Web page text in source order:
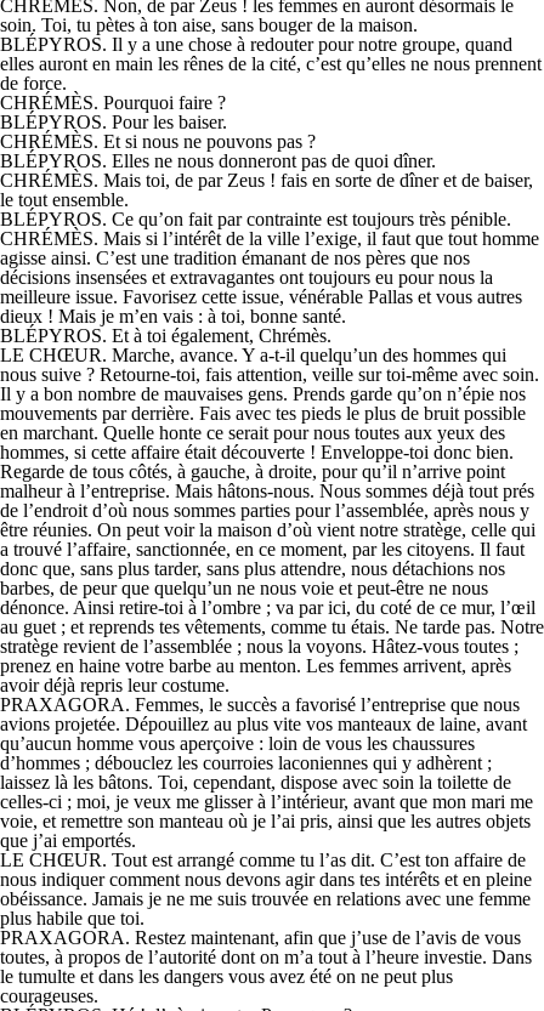
CHRÉMÈS. Non, de par Zeus ! les femmes en auront désormais le
soin. Toi, tu pètes à ton aise, sans bouger de la maison.
BLÉPYROS. Il y a une chose à redouter pour notre groupe, quand
elles auront en main les rênes de la cité, c’est qu’elles ne nous prennent
de force.
CHRÉMÈS. Pourquoi faire ?
BLÉPYROS. Pour les baiser.
CHRÉMÈS. Et si nous ne pouvons pas ?
BLÉPYROS. Elles ne nous donneront pas de quoi dîner.
CHRÉMÈS. Mais toi, de par Zeus ! fais en sorte de dîner et de baiser,
le tout ensemble.
BLÉPYROS. Ce qu’on fait par contrainte est toujours très pénible.
CHRÉMÈS. Mais si l’intérêt de la ville l’exige, il faut que tout homme
agisse ainsi. C’est une tradition émanant de nos pères que nos
décisions insensées et extravagantes ont toujours eu pour nous la
meilleure issue. Favorisez cette issue, vénérable Pallas et vous autres
dieux ! Mais je m’en vais : à toi, bonne santé.
BLÉPYROS. Et à toi également, Chrémès.
LE CHŒUR. Marche, avance. Y a-t-il quelqu’un des hommes qui
nous suive ? Retourne-toi, fais attention, veille sur toi-même avec soin.
Il y a bon nombre de mauvaises gens. Prends garde qu’on n’épie nos
mouvements par derrière. Fais avec tes pieds le plus de bruit possible
en marchant. Quelle honte ce serait pour nous toutes aux yeux des
hommes, si cette affaire était découverte ! Enveloppe-toi donc bien.
Regarde de tous côtés, à gauche, à droite, pour qu’il n’arrive point
malheur à l’entreprise. Mais hâtons-nous. Nous sommes déjà tout prés
de l’endroit d’où nous sommes parties pour l’assemblée, après nous y
être réunies. On peut voir la maison d’où vient notre stratège, celle qui
a trouvé l’affaire, sanctionnée, en ce moment, par les citoyens. Il faut
donc que, sans plus tarder, sans plus attendre, nous détachions nos
barbes, de peur que quelqu’un ne nous voie et peut-être ne nous
dénonce. Ainsi retire-toi à l’ombre ; va par ici, du coté de ce mur, l’œil
au guet ; et reprends tes vêtements, comme tu étais. Ne tarde pas. Notre
stratège revient de l’assemblée ; nous la voyons. Hâtez-vous toutes ;
prenez en haine votre barbe au menton. Les femmes arrivent, après
avoir déjà repris leur costume.
PRAXAGORA. Femmes, le succès a favorisé l’entreprise que nous
avions projetée. Dépouillez au plus vite vos manteaux de laine, avant
qu’aucun homme vous aperçoive : loin de vous les chaussures
d’hommes ; débouclez les courroies laconiennes qui y adhèrent ;
laissez là les bâtons. Toi, cependant, dispose avec soin la toilette de
celles-ci ; moi, je veux me glisser à l’intérieur, avant que mon mari me
voie, et remettre son manteau où je l’ai pris, ainsi que les autres objets
que j’ai emportés.
LE CHŒUR. Tout est arrangé comme tu l’as dit. C’est ton affaire de
nous indiquer comment nous devons agir dans tes intérêts et en pleine
obéissance. Jamais je ne me suis trouvée en relations avec une femme
plus habile que toi.
PRAXAGORA. Restez maintenant, afin que j’use de l’avis de vous
toutes, à propos de l’autorité dont on m’a tout à l’heure investie. Dans
le tumulte et dans les dangers vous avez été on ne peut plus
courageuses.